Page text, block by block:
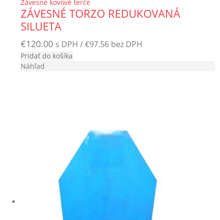
Závesné kovové terče
ZÁVESNÉ TORZO REDUKOVANÁ
SILUETA
€120.00 s DPH /€97.56 bez DPH
Pridať do košíka
Náhľad